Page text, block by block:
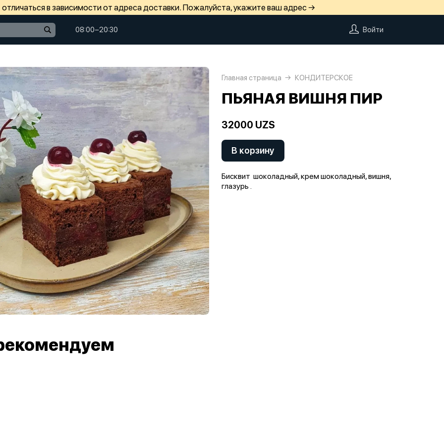
в зависимости от адреса доставки. Пожалуйста, укажите ваш адрес →
08:00−20:30 Войти
Главная страница КОНДИТЕРСКОЕ
ПЬЯНАЯ ВИШНЯ ПИР
32000 UZS
В корзину
Бисквит шоколадный, крем шоколадный, вишня,
глазурь .